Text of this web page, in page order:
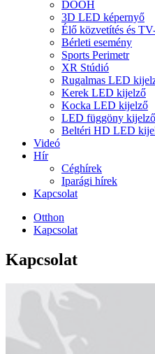
DOOH
3D LED képernyő
Élő közvetítés és
Bérleti esemény
Sports Perimetr
XR Stúdió
Rugalmas LED
Kerek LED kijelző
Kocka LED kijelző
LED függöny kijelző
Beltéri HD LED
Videó
Hír
Céghírek
Iparági hírek
Kapcsolat
Otthon
Kapcsolat
Kapcsolat